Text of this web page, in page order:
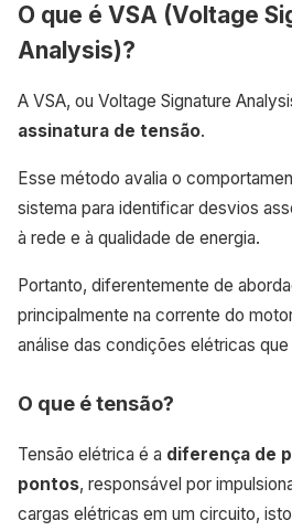
O que é VSA (Voltage
Analysis)?
A VSA, ou Voltage Signature
assinatura de tensão.
Esse método avalia o
sistema para identificar desvios
à rede e à qualidade de energia.
Portanto, diferentemente de
principalmente na corrente do
análise das condições elétricas
O que é tensão?
Tensão elétrica é a diferença de
pontos, responsável por
cargas elétricas em um circuito,